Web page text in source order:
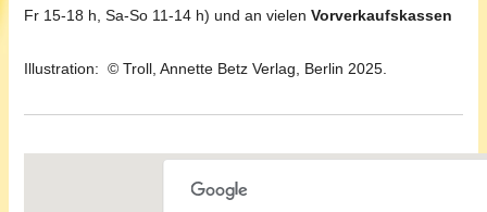
Fr 15-18 h, Sa-So 11-14 h) und an vielenVorverkaufskassen
Illustration: © Troll, Annette Betz Verlag, Berlin 2025.